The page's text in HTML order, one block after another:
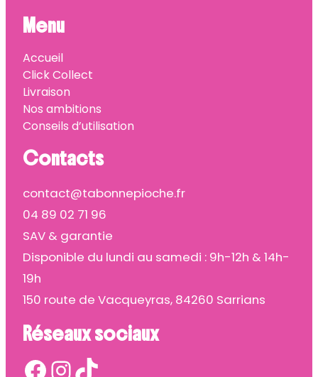
Menu
Accueil
Click Collect
Livraison
Nos ambitions
Conseils d’utilisation
Contacts
contact@tabonnepioche.fr
04 89 02 71 96
SAV & garantie
Disponible du lundi au samedi : 9h-12h & 14h-
19h
150 route de Vacqueyras, 84260 Sarrians
Réseaux sociaux
Facebook InstagramTikTok